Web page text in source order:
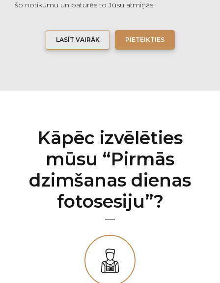
šo notikumu un paturēs to Jūsu atmiņās.
LASĪT VAIRĀK PIETEIKTIES
Kāpēc izvēlēties
mūsu “Pirmās
dzimšanas dienas
fotosesiju”?